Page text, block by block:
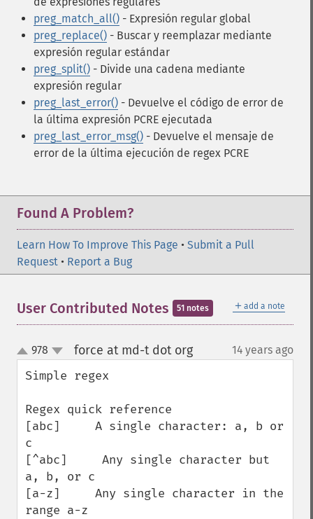
preg_match_all() - Expresión regular global
preg_replace() - Buscar y reemplazar mediante
expresión regular estándar
preg_split() - Divide una cadena mediante
expresión regular
preg_last_error() - Devuelve el código de error de
la última expresión PCRE ejecutada
preg_last_error_msg() - Devuelve el mensaje de
error de la última ejecución de regex PCRE
Found A Problem?
Learn How To Improve This Page • Submit a Pull
Request • Report a Bug
＋ add a note
User Contributed Notes 51 notes
up
down
978 force at md-t dot org¶ 14 years ago
Simple regex
Regex quick reference
[abc]     A single character: a, b or
c
[^abc]     Any single character but
a, b, or c
[a-z]     Any single character in the
range a-z